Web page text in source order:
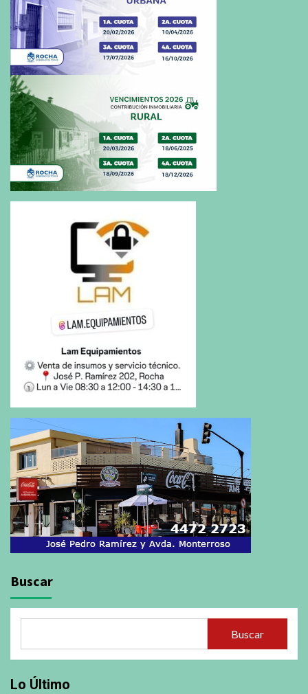
Buscar
Buscar
Lo Último